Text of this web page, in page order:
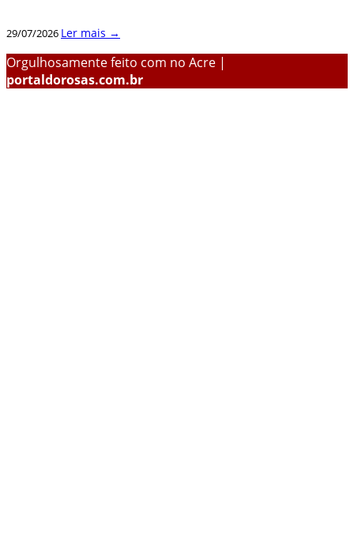
29/07/2026 Ler mais →
Orgulhosamente feito com no Acre |
portaldorosas.com.br